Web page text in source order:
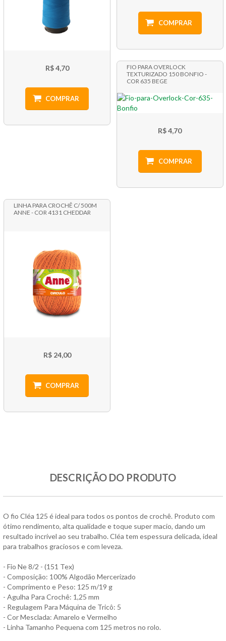
R$ 4,70
COMPRAR
COMPRAR
FIO PARA OVERLOCK
TEXTURIZADO 150 BONFIO -
COR 635 BEGE
R$ 4,70
COMPRAR
LINHA PARA CROCHÊ C/ 500M
ANNE - COR 4131 CHEDDAR
R$ 24,00
COMPRAR
DESCRIÇÃO DO PRODUTO
O fio Cléa 125 é ideal para todos os pontos de crochê. Produto com
ótimo rendimento, alta qualidade e toque super macio, dando um
resultado incrível ao seu trabalho. Cléa tem espessura delicada, ideal
para trabalhos graciosos e com leveza.
- Fio Ne 8/2 - (151 Tex)
- Composição: 100% Algodão Mercerizado
- Comprimento e Peso: 125 m/19 g
- Agulha Para Crochê: 1,25 mm
- Regulagem Para Máquina de Tricô: 5
- Cor Mesclada: Amarelo e Vermelho
- Linha Tamanho Pequena com 125 metros no rolo.